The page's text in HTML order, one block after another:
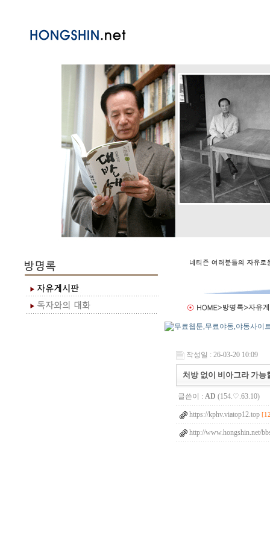
작성일 : 26-03-20 10:09
처방 없이 비아그라 가능
글쓴이 : AD (154.♡.63.10)
https://kphv.viatop12.top
http://www.hongshin.net/